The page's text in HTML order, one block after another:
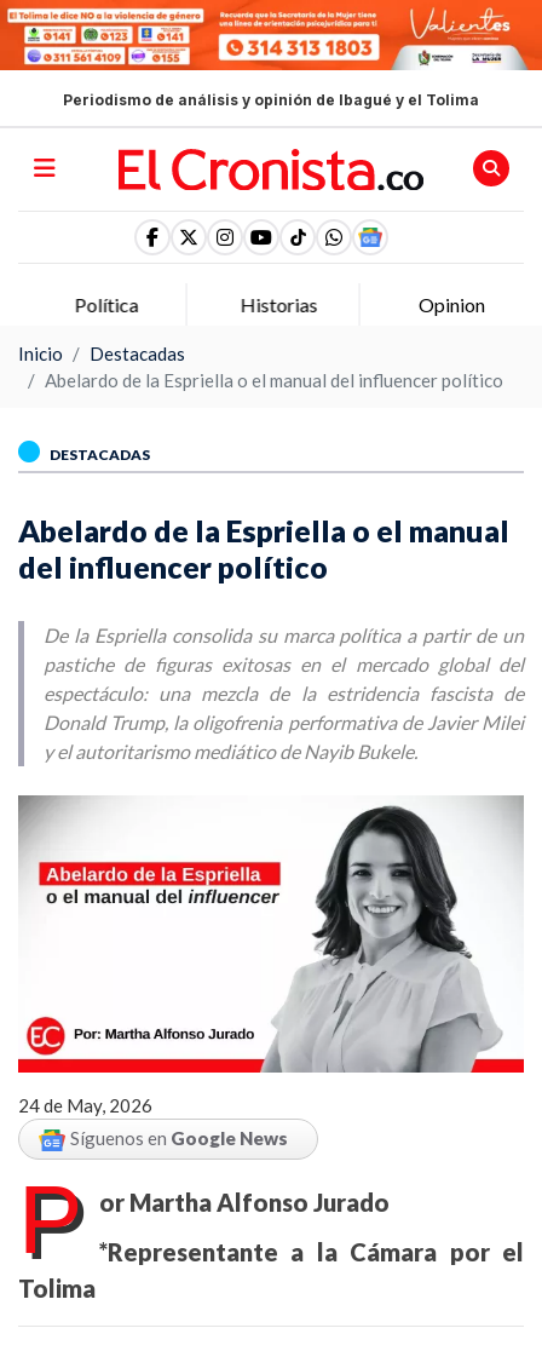
Periodismo de análisis y opinión de Ibagué y el Tolima
Política Historias Opinion
Inicio
Destacadas
Abelardo de la Espriella o el manual del influencer político
DESTACADAS
Abelardo de la Espriella o el manual
del influencer político
De la Espriella consolida su marca política a partir de un
pastiche de figuras exitosas en el mercado global del
espectáculo: una mezcla de la estridencia fascista de
Donald Trump, la oligofrenia performativa de Javier Milei
y el autoritarismo mediático de Nayib Bukele.
24 de May, 2026
Síguenos en Google News
P
or Martha Alfonso Jurado
*Representante a la Cámara por el
Tolima